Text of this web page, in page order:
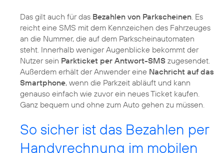
Das gilt auch für das Bezahlen von Parkscheinen . Es
reicht eine SMS mit dem Kennzeichen des Fahrzeuges
an die Nummer, die auf dem Parkscheinautomaten
steht. Innerhalb weniger Augenblicke bekommt der
Nutzer sein Parkticket per Antwort-SMS zugesendet.
Außerdem erhält der Anwender eine Nachricht auf das
Smartphone, wenn die Parkzeit abläuft und kann
genauso einfach wie zuvor ein neues Ticket kaufen.
Ganz bequem und ohne zum Auto gehen zu müssen.
So sicher ist das Bezahlen per
Handyrechnung im mobilen